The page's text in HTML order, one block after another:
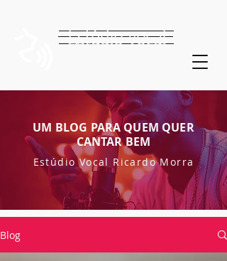
Estúdio vocal
UM BLOG PARA QUEM QUER
CANTAR BEM
Estúdio Vocal Ricardo Morra
Blog